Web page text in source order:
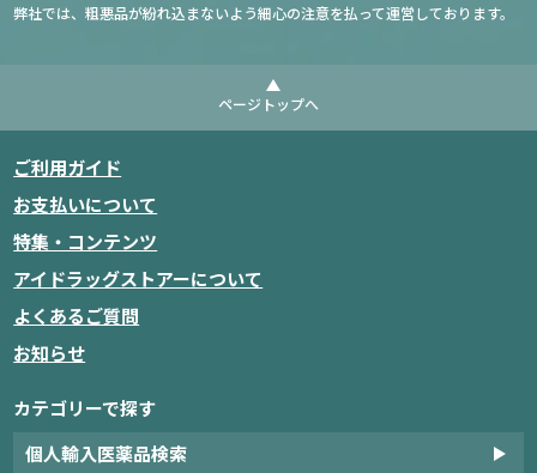
弊社では、粗悪品が紛れ込まないよう細心の注意を払って運営しております。
ページトップへ
ご利用ガイド
お支払いについて
特集・コンテンツ
アイドラッグストアーについて
よくあるご質問
お知らせ
カテゴリーで探す
個人輸入医薬品検索